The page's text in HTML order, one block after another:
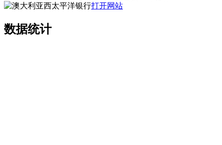
打开网站
数据统计